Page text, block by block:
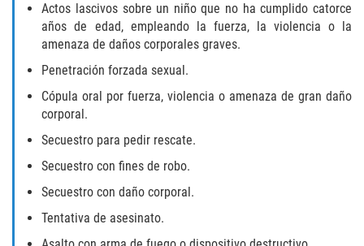
Homicidio Voluntario
Homicidio Involuntario
Secuestro
Delitos Contra La Propiedad
Dañar Líneas Telefónicas, Eléctricas o
de Servicios Públicos
Incendio Provocado
Actos lascivos sobre un niño que no ha cumplido catorce
años de edad, empleando la fuerza, la violencia o la
amenaza de daños corporales graves.
Penetración forzada sexual.
Cópula oral por fuerza, violencia o amenaza de gran daño
corporal.
Secuestro para pedir rescate.
Secuestro con fines de robo.
Secuestro con daño corporal.
Tentativa de asesinato.